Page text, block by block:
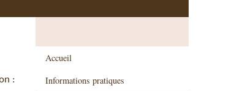
:
Accueil
Informations pratiques